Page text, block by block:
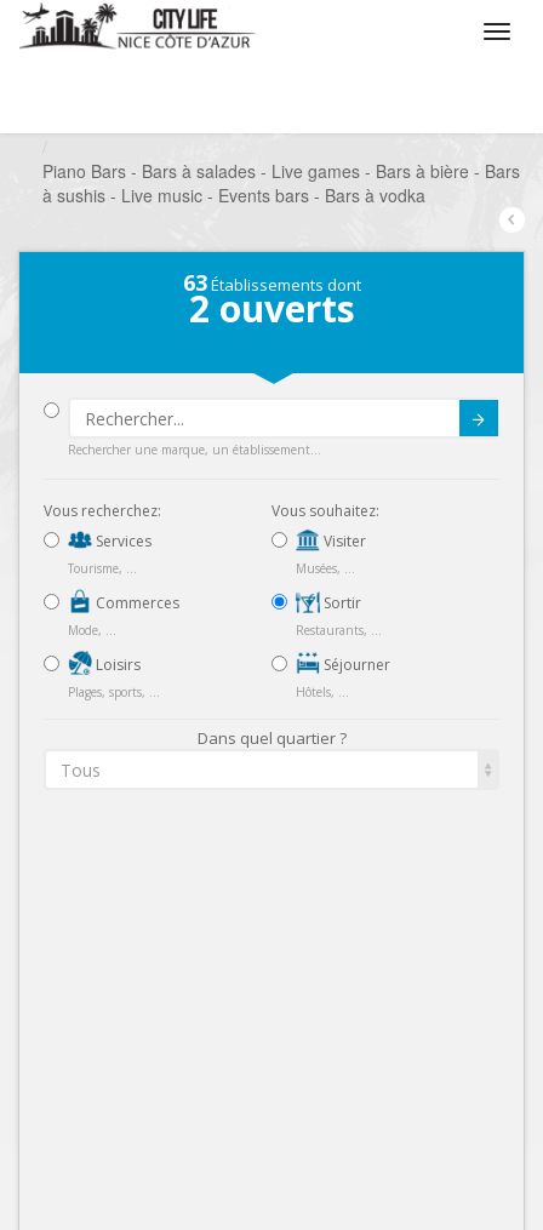
Piano Bars - Bars à salades - Live games - Bars à bière - Bars
à sushis - Live music - Events bars - Bars à vodka
63Établissements dont
2 ouverts
Rechercher une marque, un établissement...
Vous recherchez:
Services
Tourisme, ...
Commerces
Mode, ...
Loisirs
Plages, sports, ...
Vous souhaitez:
Visiter
Musées, ...
Sortir
Restaurants, ...
Séjourner
Hôtels, ...
Dans quel quartier ?
Tous